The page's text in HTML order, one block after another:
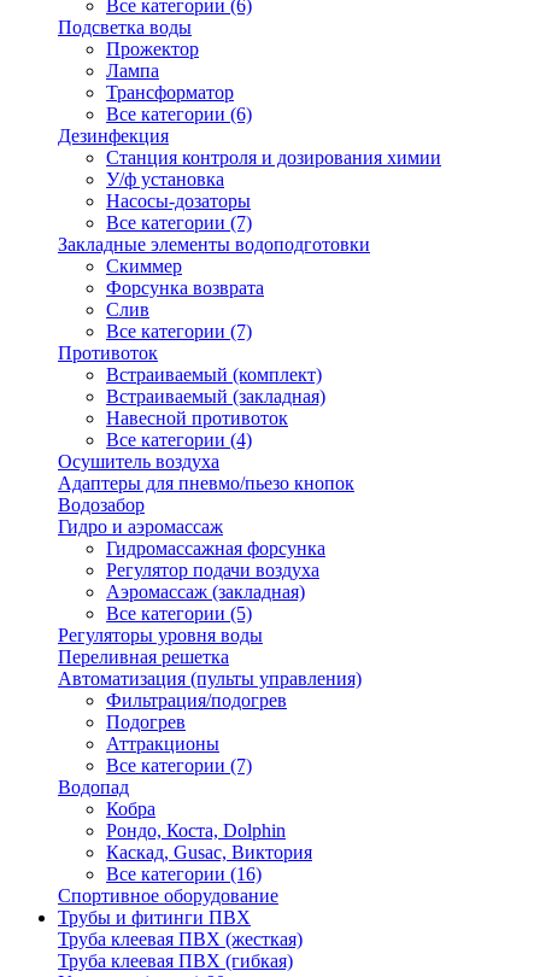
Все категории (6)
Подсветка воды
Прожектор
Лампа
Трансформатор
Все категории (6)
Дезинфекция
Станция контроля и дозирования химии
У/ф установка
Насосы-дозаторы
Все категории (7)
Закладные элементы водоподготовки
Скиммер
Форсунка возврата
Слив
Все категории (7)
Противоток
Встраиваемый (комплект)
Встраиваемый (закладная)
Навесной противоток
Все категории (4)
Осушитель воздуха
Адаптеры для пневмо/пьезо кнопок
Водозабор
Гидро и аэромассаж
Гидромассажная форсунка
Регулятор подачи воздуха
Аэромассаж (закладная)
Все категории (5)
Регуляторы уровня воды
Переливная решетка
Автоматизация (пульты управления)
Фильтрация/подогрев
Подогрев
Аттракционы
Все категории (7)
Водопад
Кобра
Рондо, Коста, Dolphin
Каскад, Gusac, Виктория
Все категории (16)
Спортивное оборудование
Трубы и фитинги ПВХ
Труба клеевая ПВХ (жесткая)
Труба клеевая ПВХ (гибкая)